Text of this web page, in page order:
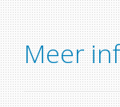
Meer